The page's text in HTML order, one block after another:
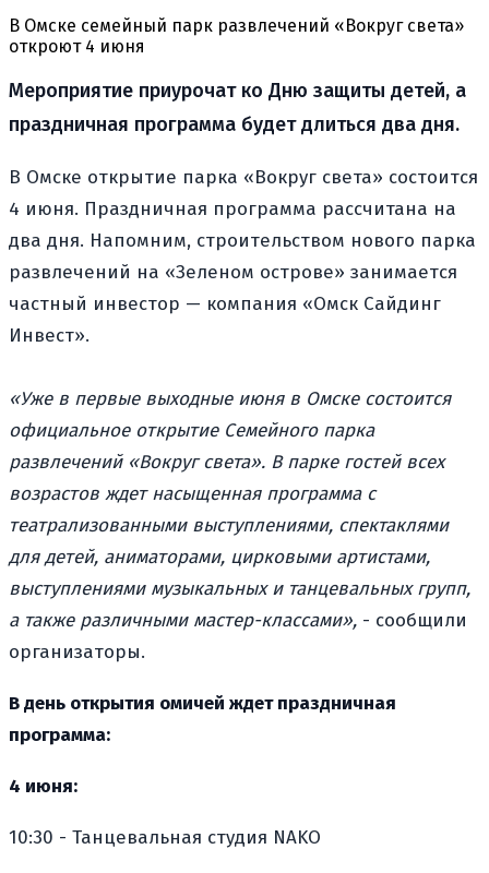
В Омске семейный парк развлечений «Вокруг света»
откроют 4 июня
Мероприятие приурочат ко Дню защиты детей, а
праздничная программа будет длиться два дня.
В Омске открытие парка «Вокруг света» состоится
4 июня. Праздничная программа рассчитана на
два дня. Напомним, строительством нового парка
развлечений на «Зеленом острове» занимается
частный инвестор — компания «Омск Сайдинг
Инвест».
«Уже в первые выходные июня в Омске состоится
официальное открытие Семейного парка
развлечений «Вокруг света». В парке гостей всех
возрастов ждет насыщенная программа с
театрализованными выступлениями, спектаклями
для детей, аниматорами, цирковыми артистами,
выступлениями музыкальных и танцевальных групп,
а также различными мастер-классами», - сообщили
организаторы.
В день открытия омичей ждет праздничная
программа:
4 июня:
10:30 - Танцевальная студия NAKO